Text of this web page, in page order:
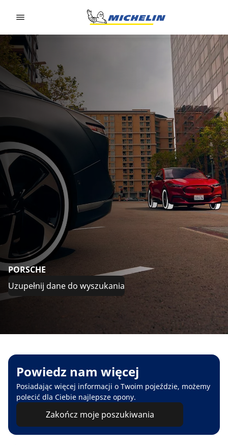
PORSCHE
Uzupełnij dane do wyszukania
Powiedz nam więcej
Posiadając więcej informacji o Twoim pojeździe, możemy
polecić dla Ciebie najlepsze opony.
Zakończ moje poszukiwania